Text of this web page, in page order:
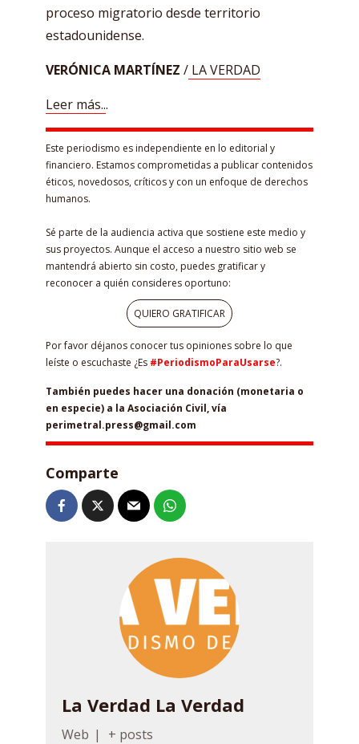
proceso migratorio desde territorio
estadounidense.
VERÓNICA MARTÍNEZ / LA VERDAD
Leer más...
Este periodismo es independiente en lo editorial y
financiero. Estamos comprometidas a publicar contenidos
éticos, novedosos, críticos y con un enfoque de derechos
humanos.
Sé parte de la audiencia activa que sostiene este medio y
sus proyectos. Aunque el acceso a nuestro sitio web se
mantendrá abierto sin costo, puedes gratificar y
reconocer a quién consideres oportuno:
QUIERO GRATIFICAR
Por favor déjanos conocer tus opiniones sobre lo que
leíste o escuchaste ¿Es #PeriodismoParaUsarse?.
También puedes hacer una donación (monetaria o
en especie) a la Asociación Civil, vía
perimetral.press@gmail.com
Comparte
La Verdad La Verdad
Web |
+ posts